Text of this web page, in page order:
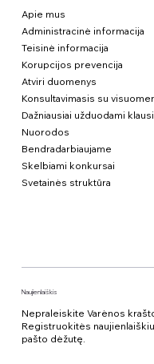
Apie mus
Administracinė informacija
Teisinė informacija
Korupcijos prevencija
Atviri duomenys
Konsultavimasis su
Dažniausiai užduodami
Nuorodos
Bendradarbiaujame
Skelbiami konkursai
Svetainės struktūra
Naujienlaiškis
Nepraleiskite Varėnos
Registruokitės
pašto dėžutę.